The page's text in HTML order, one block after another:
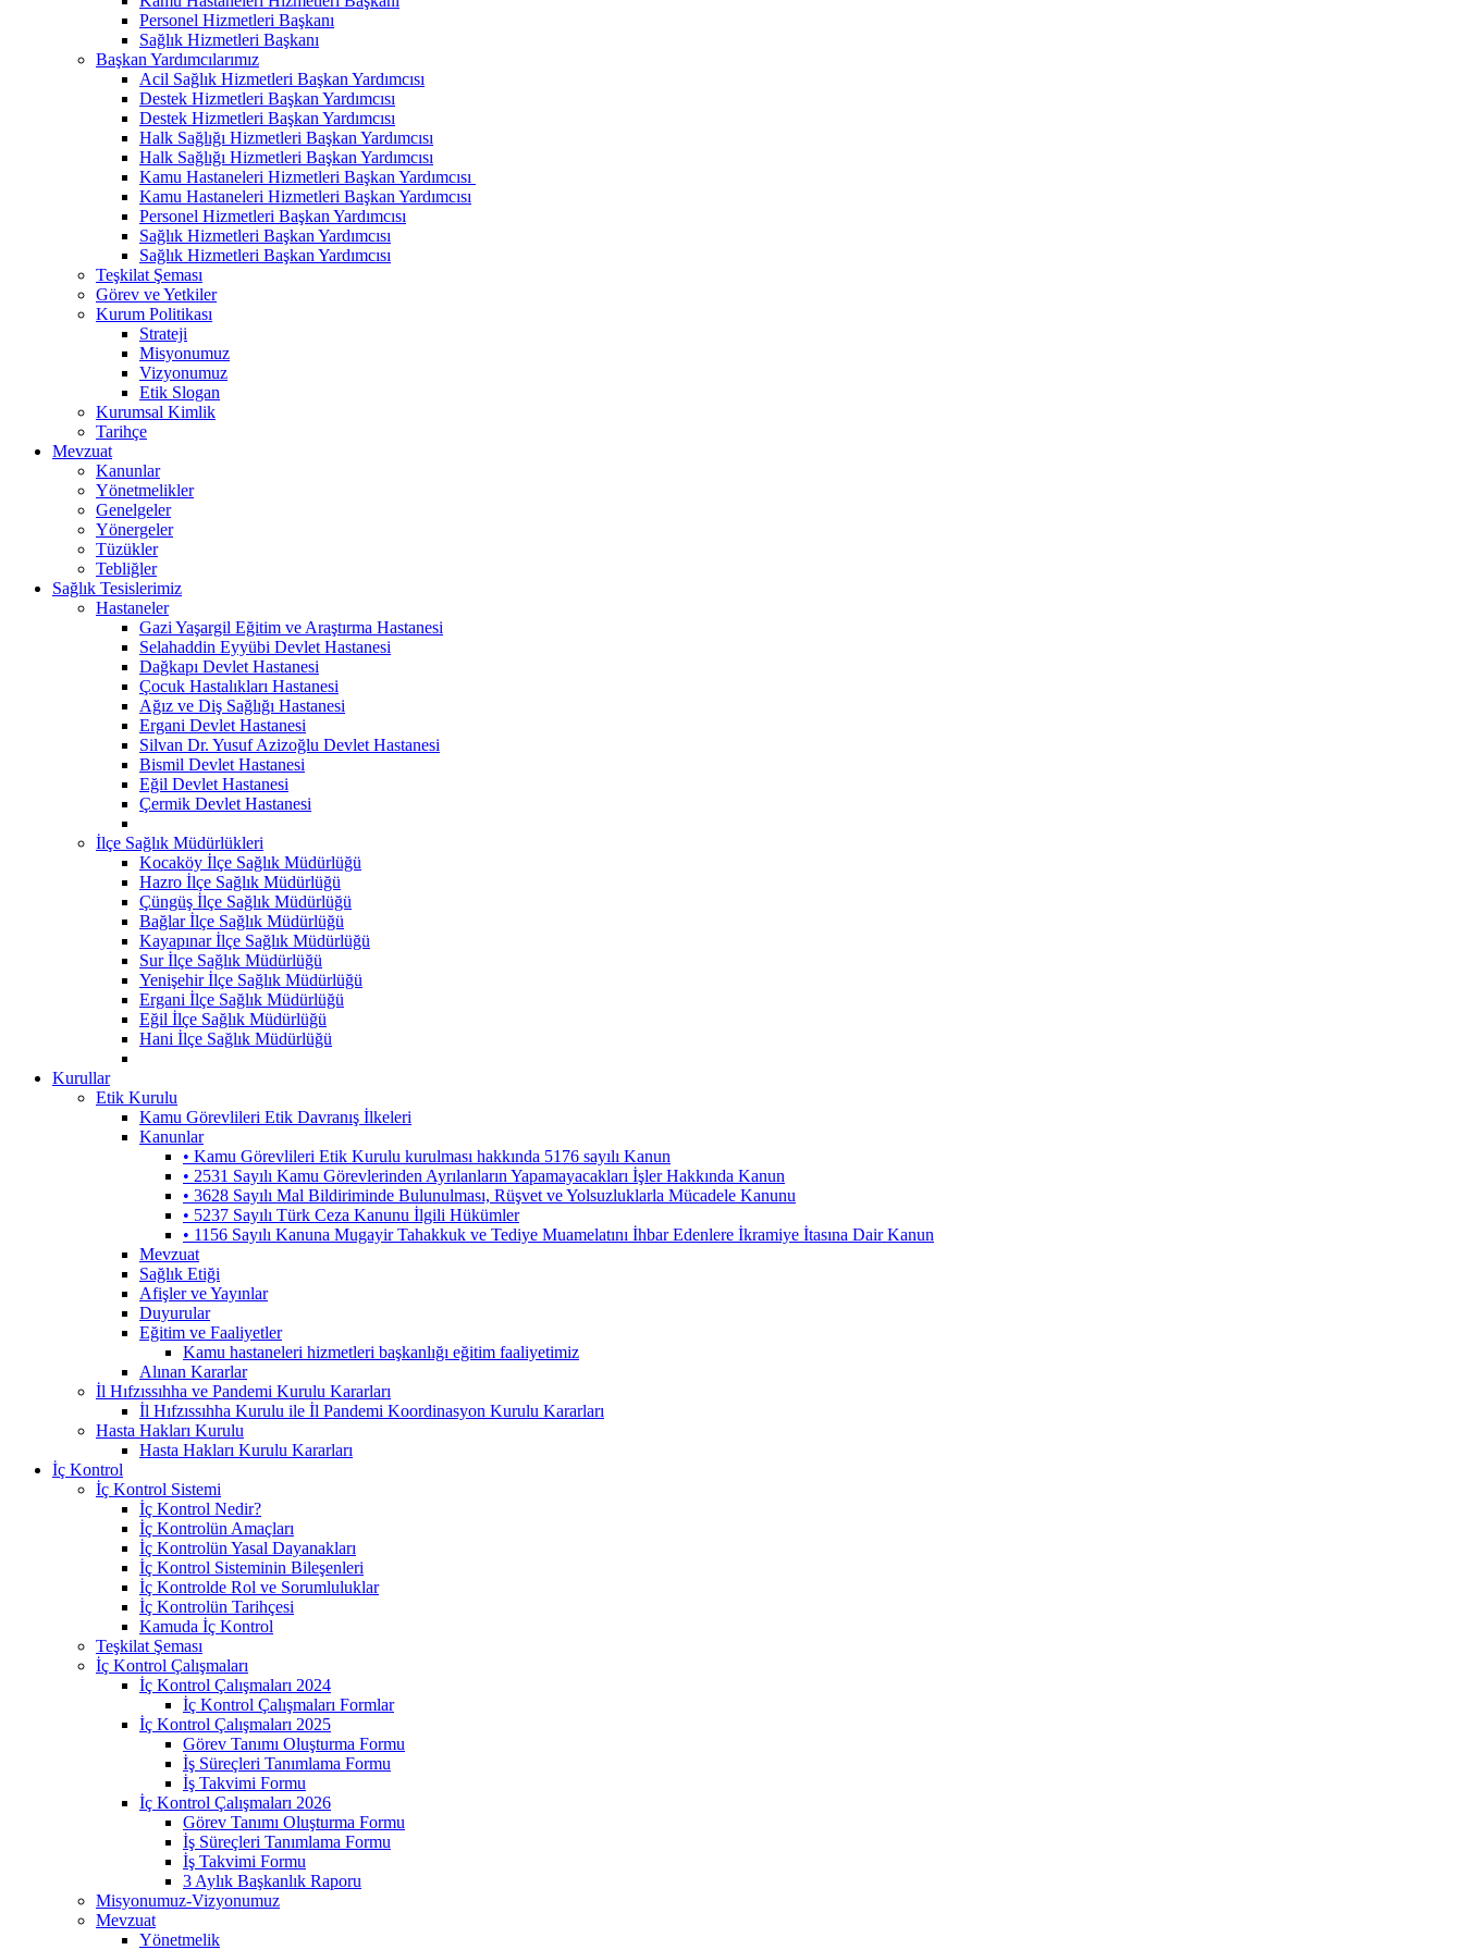
Personel Hizmetleri Başkanı
Sağlık Hizmetleri Başkanı
Başkan Yardımcılarımız
Acil Sağlık Hizmetleri Başkan Yardımcısı
Destek Hizmetleri Başkan Yardımcısı
Destek Hizmetleri Başkan Yardımcısı
Halk Sağlığı Hizmetleri Başkan Yardımcısı
Halk Sağlığı Hizmetleri Başkan Yardımcısı
Kamu Hastaneleri Hizmetleri Başkan Yardımcısı ​
Kamu Hastaneleri Hizmetleri Başkan Yardımcısı
Personel Hizmetleri Başkan Yardımcısı
Sağlık Hizmetleri Başkan Yardımcısı
Sağlık Hizmetleri Başkan Yardımcısı
Teşkilat Şeması
Görev ve Yetkiler
Kurum Politikası
Strateji
Misyonumuz
Vizyonumuz
Etik Slogan
Kurumsal Kimlik
Tarihçe
Mevzuat
Kanunlar
Yönetmelikler
Genelgeler
Yönergeler
Tüzükler
Tebliğler
Sağlık Tesislerimiz
Hastaneler
Gazi Yaşargil Eğitim ve Araştırma Hastanesi
Selahaddin Eyyübi Devlet Hastanesi
Dağkapı Devlet Hastanesi
Çocuk Hastalıkları Hastanesi
Ağız ve Diş Sağlığı Hastanesi
Ergani Devlet Hastanesi
Silvan Dr. Yusuf Azizoğlu Devlet Hastanesi
Bismil Devlet Hastanesi
Eğil Devlet Hastanesi
Çermik Devlet Hastanesi
İlçe Sağlık Müdürlükleri
Kocaköy İlçe Sağlık Müdürlüğü
Hazro İlçe Sağlık Müdürlüğü
Çüngüş İlçe Sağlık Müdürlüğü
Bağlar İlçe Sağlık Müdürlüğü
Kayapınar İlçe Sağlık Müdürlüğü
Sur İlçe Sağlık Müdürlüğü
Yenişehir İlçe Sağlık Müdürlüğü
Ergani İlçe Sağlık Müdürlüğü
Eğil İlçe Sağlık Müdürlüğü
Hani İlçe Sağlık Müdürlüğü
Kurullar
Etik Kurulu
Kamu Görevlileri Etik Davranış İlkeleri
Kanunlar
• Kamu Görevlileri Etik Kurulu kurulması hakkında 5176 sayılı Kanun
• 2531 Sayılı Kamu Görevlerinden Ayrılanların Yapamayacakları İşler Hakkında Kanun
• 3628 Sayılı Mal Bildiriminde Bulunulması, Rüşvet ve Yolsuzluklarla Mücadele Kanunu
• 5237 Sayılı Türk Ceza Kanunu İlgili Hükümler
• 1156 Sayılı Kanuna Mugayir Tahakkuk ve Tediye Muamelatını İhbar Edenlere İkramiye İtasına Dair Kanun
Mevzuat
Sağlık Etiği
Afişler ve Yayınlar
Duyurular
Eğitim ve Faaliyetler
Kamu hastaneleri hizmetleri başkanlığı eğitim faaliyetimiz
Alınan Kararlar
İl Hıfzıssıhha ve Pandemi Kurulu Kararları
İl Hıfzıssıhha Kurulu ile İl Pandemi Koordinasyon Kurulu Kararları
Hasta Hakları Kurulu
Hasta Hakları Kurulu Kararları
İç Kontrol
İç Kontrol Sistemi
İç Kontrol Nedir?
İç Kontrolün Amaçları
İç Kontrolün Yasal Dayanakları
İç Kontrol Sisteminin Bileşenleri
İç Kontrolde Rol ve Sorumluluklar
İç Kontrolün Tarihçesi
Kamuda İç Kontrol
Teşkilat Şeması
İç Kontrol Çalışmaları
İç Kontrol Çalışmaları 2024
İç Kontrol Çalışmaları Formlar
İç Kontrol Çalışmaları 2025
Görev Tanımı Oluşturma Formu
İş Süreçleri Tanımlama Formu
İş Takvimi Formu
İç Kontrol Çalışmaları 2026
Görev Tanımı Oluşturma Formu
İş Süreçleri Tanımlama Formu
İş Takvimi Formu
3 Aylık Başkanlık Raporu
Misyonumuz-Vizyonumuz
Mevzuat
Yönetmelik